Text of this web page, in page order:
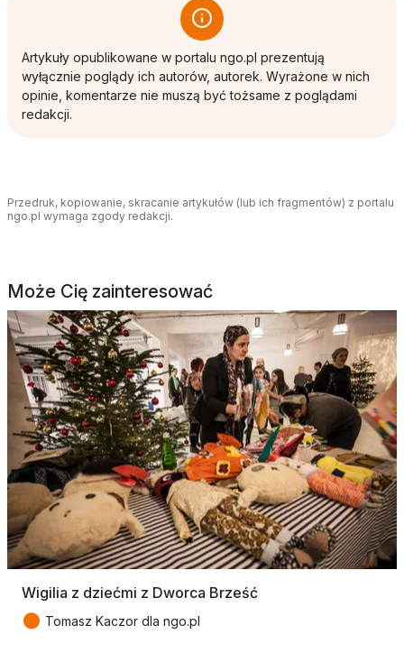
Artykuły opublikowane w portalu ngo.pl prezentują
wyłącznie poglądy ich autorów, autorek. Wyrażone w nich
opinie, komentarze nie muszą być tożsame z poglądami
redakcji.
Przedruk, kopiowanie, skracanie artykułów (lub ich fragmentów) z portalu
ngo.pl wymaga zgody redakcji.
Może Cię zainteresować
Wigilia z dziećmi z Dworca Brześć
● Tomasz Kaczor dla ngo.pl